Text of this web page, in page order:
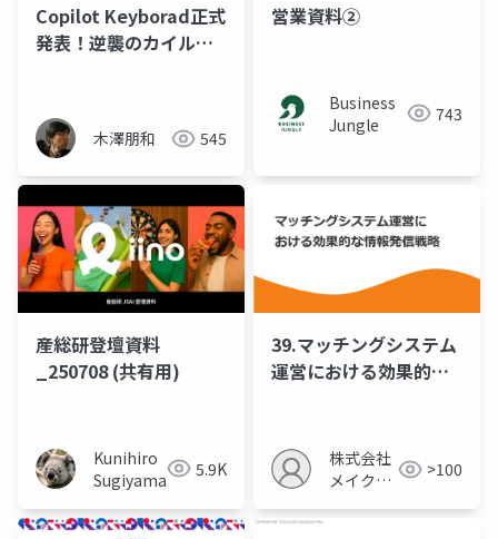
Copilot Keyborad正式
発表！逆襲のカイル
木澤朋和 545
営業資料②
Business
Jungle
743
産総研登壇資料
_250708 (共有用)
Kunihiro
Sugiyama
5.9K
39.マッチングシステム
運営における効果的な
株式会社
メイクア
>100